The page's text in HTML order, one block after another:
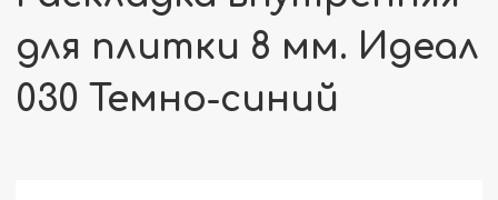
для плитки 8 мм. Идеал
030 Темно-синий